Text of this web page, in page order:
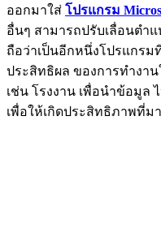
ออกมาใส่ โปรแกรม
อื่นๆ สามารถปรับเลื่อนตำแ
ถือว่าเป็นอีกหนึ่งโปรแกรม
ประสิทธิผล ของการทำงา
เช่น โรงงาน เพื่อนำข้อมูล
เพื่อให้เกิดประสิทธิภาพที่